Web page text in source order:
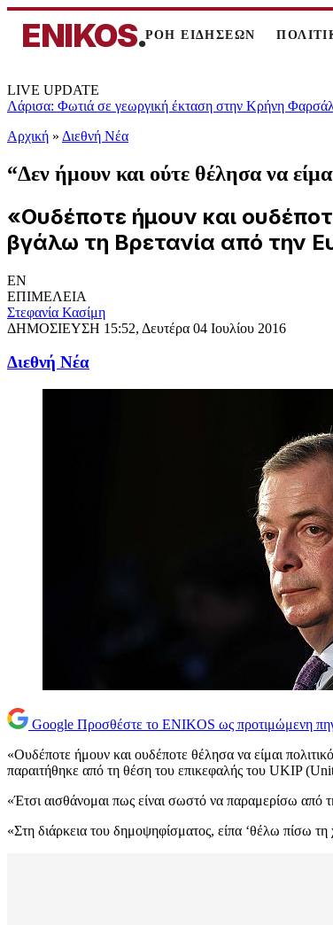
ENIKOS.ΡΟΗ ΕΙΔΗΣΕΩΝ
LIVE UPDATE
Λάρισα: Φωτιά σε γεωργική έκταση στην Κρήνη
Αρχική » Διεθνή Νέα
“Δεν ήμουν και ούτε θέλησα να
«Ουδέποτε ήμουν και
βγάλω τη Βρετανία από την
EN
ΕΠΙΜΕΛΕΙΑ
Στεφανία Κασίμη
ΔΗΜΟΣΙΕΥΣΗ 15:52, Δευτέρα 04 Ιουλίου 2016
Διεθνή Νέα
Google Προσθέστε το ENIKOS ως προτιμώμενη
«Ουδέποτε ήμουν και ουδέποτε θέλησα να είμαι
παραιτήθηκε από τη θέση του επικεφαλής του UKIP
«Έτσι αισθάνομαι πως είναι σωστό να παραμερίσω από
«Στη διάρκεια του δημοψηφίσματος, είπα ‘θέλω πίσω